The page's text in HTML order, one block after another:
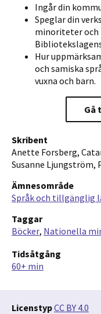
Skribent
Anette Forsberg,
Susanne Ljungström,
Ämnesområde
Språk och tillgänglig
Taggar
Böcker Nationella
Tidsåtgång
60+ min
LicenstypCC BY 4.0
Ingår din
Speglar din
minoriteter och
Hur
och samiska
vuxna och barn.
Gå